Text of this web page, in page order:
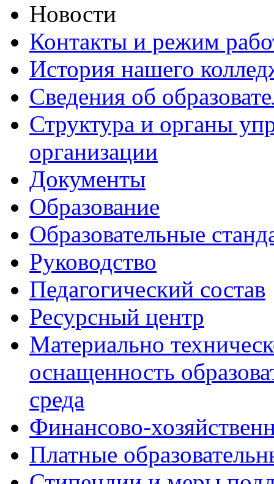
Новости
Контакты и режим
История нашего
Сведения об
Структура и органы
организации
Документы
Образование
Образовательные
Руководство
Педагогический состав
Ресурсный центр
Материально
оснащенность
среда
Финансово-
Платные